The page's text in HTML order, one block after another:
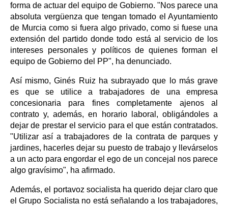
forma de actuar del equipo de Gobierno. "Nos parece una
absoluta vergüenza que tengan tomado el Ayuntamiento
de Murcia como si fuera algo privado, como si fuese una
extensión del partido donde todo está al servicio de los
intereses personales y políticos de quienes forman el
equipo de Gobierno del PP", ha denunciado.
Así mismo, Ginés Ruiz ha subrayado que lo más grave
es que se utilice a trabajadores de una empresa
concesionaria para fines completamente ajenos al
contrato y, además, en horario laboral, obligándoles a
dejar de prestar el servicio para el que están contratados.
"Utilizar así a trabajadores de la contrata de parques y
jardines, hacerles dejar su puesto de trabajo y llevárselos
a un acto para engordar el ego de un concejal nos parece
algo gravísimo", ha afirmado.
Además, el portavoz socialista ha querido dejar claro que
el Grupo Socialista no está señalando a los trabajadores,